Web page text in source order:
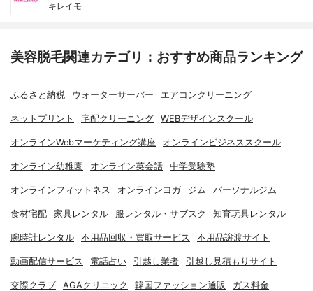
キレイモ
美容脱毛関連カテゴリ：おすすめ商品ランキング
ふるさと納税 ウォーターサーバー エアコンクリーニング
ネットプリント 宅配クリーニング WEBデザインスクール
オンラインWebマーケティング講座 オンラインビジネススクール
オンライン幼稚園 オンライン英会話 中学受験塾
オンラインフィットネス オンラインヨガ ジム パーソナルジム
食材宅配 家具レンタル 服レンタル・サブスク 知育玩具レンタル
腕時計レンタル 不用品回収・買取サービス 不用品譲渡サイト
動画配信サービス 電話占い 引越し業者 引越し見積もりサイト
交際クラブ AGAクリニック 韓国ファッション通販 ガス料金